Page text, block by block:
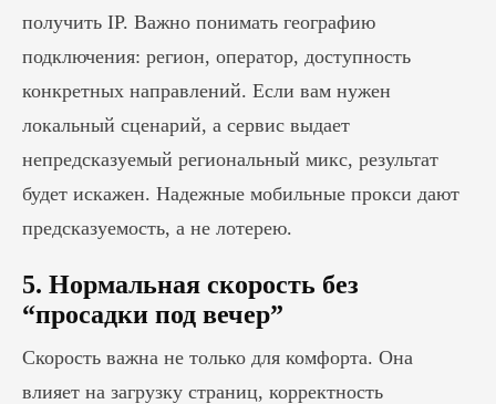
получить IP. Важно понимать географию
подключения: регион, оператор, доступность
конкретных направлений. Если вам нужен
локальный сценарий, а сервис выдает
непредсказуемый региональный микс, результат
будет искажен. Надежные мобильные прокси дают
предсказуемость, а не лотерею.
5. Нормальная скорость без
“просадки под вечер”
Скорость важна не только для комфорта. Она
влияет на загрузку страниц, корректность